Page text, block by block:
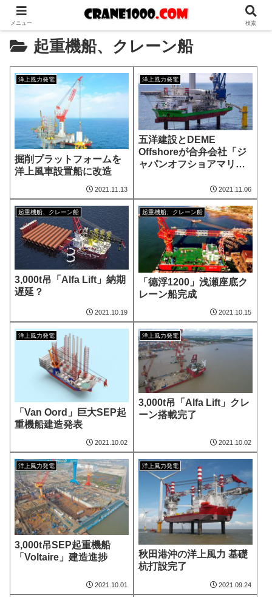
起重機船、クレーン船
洋上風力発電
掘削プラットフォームを
洋上風車設置船に改造
2021.11.13
洋上風力発電
五洋建設とDEME
Offshoreが合弁会社「ジ
ャパンオフショアマリン
2021.11.06
起重機船、クレーン船
3,000t吊「Alfa Lift」納期
遅延？
2021.10.19
起重機船、クレーン船
「德浮1200」浅瀬座底ク
レーン船完成
2021.10.15
洋上風力発電
「Van Oord」巨大SEP起
重機船建造発表
2021.10.02
洋上風力発電
3,000t吊「Alfa Lift」クレ
ーン搭載完了
2021.10.02
洋上風力発電
3,000t吊SEP起重機船
「Voltaire」建造進捗
2021.10.01
洋上風力発電
秋田港沖の洋上風力 基礎
杭打設完了
2021.09.24
メニュー 検索